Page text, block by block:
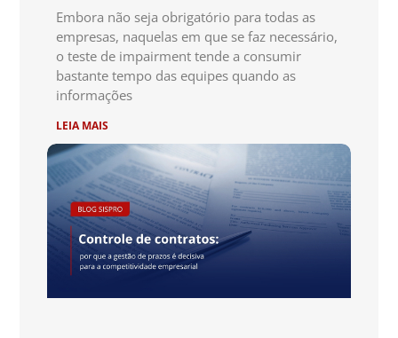
Embora não seja obrigatório para todas as
empresas, naquelas em que se faz necessário,
o teste de impairment tende a consumir
bastante tempo das equipes quando as
informações
LEIA MAIS